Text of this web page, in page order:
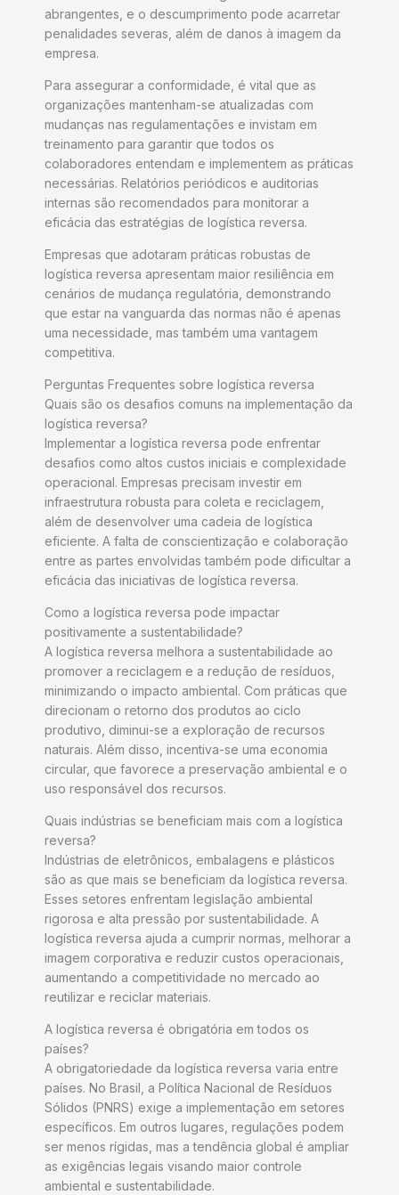
abrangentes, e o descumprimento pode acarretar
penalidades severas, além de danos à imagem da
empresa.
Para assegurar a conformidade, é vital que as
organizações mantenham-se atualizadas com
mudanças nas regulamentações e invistam em
treinamento para garantir que todos os
colaboradores entendam e implementem as práticas
necessárias. Relatórios periódicos e auditorias
internas são recomendados para monitorar a
eficácia das estratégias de logística reversa.
Empresas que adotaram práticas robustas de
logística reversa apresentam maior resiliência em
cenários de mudança regulatória, demonstrando
que estar na vanguarda das normas não é apenas
uma necessidade, mas também uma vantagem
competitiva.
Perguntas Frequentes sobre logística reversa
Quais são os desafios comuns na implementação da
logística reversa?
Implementar a logística reversa pode enfrentar
desafios como altos custos iniciais e complexidade
operacional. Empresas precisam investir em
infraestrutura robusta para coleta e reciclagem,
além de desenvolver uma cadeia de logística
eficiente. A falta de conscientização e colaboração
entre as partes envolvidas também pode dificultar a
eficácia das iniciativas de logística reversa.
Como a logística reversa pode impactar
positivamente a sustentabilidade?
A logística reversa melhora a sustentabilidade ao
promover a reciclagem e a redução de resíduos,
minimizando o impacto ambiental. Com práticas que
direcionam o retorno dos produtos ao ciclo
produtivo, diminui-se a exploração de recursos
naturais. Além disso, incentiva-se uma economia
circular, que favorece a preservação ambiental e o
uso responsável dos recursos.
Quais indústrias se beneficiam mais com a logística
reversa?
Indústrias de eletrônicos, embalagens e plásticos
são as que mais se beneficiam da logística reversa.
Esses setores enfrentam legislação ambiental
rigorosa e alta pressão por sustentabilidade. A
logística reversa ajuda a cumprir normas, melhorar a
imagem corporativa e reduzir custos operacionais,
aumentando a competitividade no mercado ao
reutilizar e reciclar materiais.
A logística reversa é obrigatória em todos os
países?
A obrigatoriedade da logística reversa varia entre
países. No Brasil, a Política Nacional de Resíduos
Sólidos (PNRS) exige a implementação em setores
específicos. Em outros lugares, regulações podem
ser menos rígidas, mas a tendência global é ampliar
as exigências legais visando maior controle
ambiental e sustentabilidade.